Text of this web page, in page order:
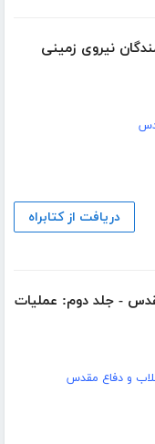
نیروی زمینی
دریافت از کتابراه
- جلد دوم: عملیات
و دفاع مقدس